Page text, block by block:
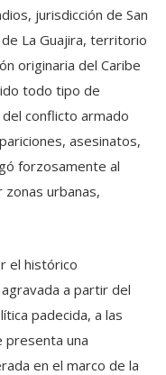
jurisdicción de San
La Guajira, territorio
originaria del Caribe
todo tipo de
conflicto armado
asesinatos,
forzosamente al
urbanas,
el histórico
a partir del
padecida, a las
presenta una
en el marco de la